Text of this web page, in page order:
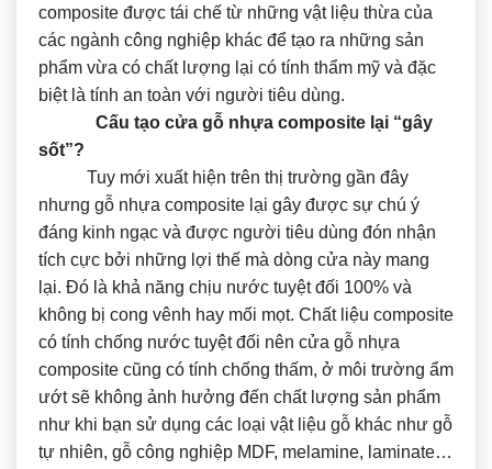
composite được tái chế từ những vật liệu thừa của
các ngành công nghiệp khác để tạo ra những sản
phẩm vừa có chất lượng lại có tính thẩm mỹ và đặc
biệt là tính an toàn với người tiêu dùng.
Cấu tạo cửa gỗ nhựa composite lại “gây
sốt”?
Tuy mới xuất hiện trên thị trường gần đây
nhưng gỗ nhựa composite lại gây được sự chú ý
đáng kinh ngạc và được người tiêu dùng đón nhận
tích cực bởi những lợi thế mà dòng cửa này mang
lại. Đó là khả năng chịu nước tuyệt đối 100% và
không bị cong vênh hay mối mọt. Chất liệu composite
có tính chống nước tuyệt đối nên cửa gỗ nhựa
composite cũng có tính chống thấm, ở môi trường ẩm
ướt sẽ không ảnh hưởng đến chất lượng sản phẩm
như khi bạn sử dụng các loại vật liệu gỗ khác như gỗ
tự nhiên, gỗ công nghiệp MDF, melamine, laminate…